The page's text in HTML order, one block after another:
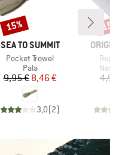
MARCHIO
SEA TO SUMMIT
Articolo
Pocket Trowel
Gruppo di prodotti
Pala
Prezzo
9,95 €Prezzo ridotto
8,46 €
3,0(2)
Sconto
15%